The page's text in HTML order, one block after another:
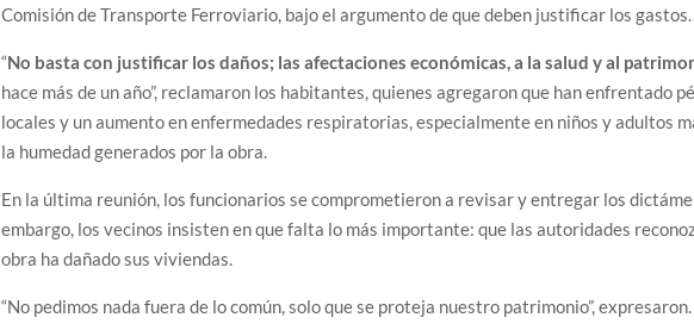
Comisión de Transporte Ferroviario, bajo el argumento de que deben justificar los gastos.
“No basta con justificar los daños; las afectaciones económicas, a la salud y al
hace más de un año”, reclamaron los habitantes, quienes agregaron que han enfrentado
locales y un aumento en enfermedades respiratorias, especialmente en niños y adultos
la humedad generados por la obra.
En la última reunión, los funcionarios se comprometieron a revisar y entregar los
embargo, los vecinos insisten en que falta lo más importante: que las autoridades
obra ha dañado sus viviendas.
“No pedimos nada fuera de lo común, solo que se proteja nuestro patrimonio”, expresaron.